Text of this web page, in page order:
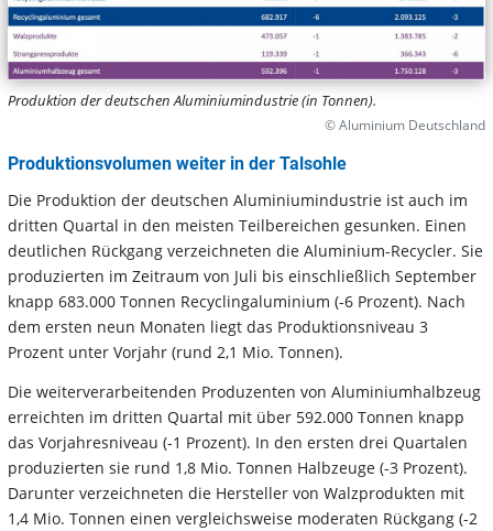
Produktion der deutschen Aluminiumindustrie (in Tonnen).
© Aluminium Deutschland
Produktionsvolumen weiter in der Talsohle
Die Produktion der deutschen Aluminiumindustrie ist auch im
dritten Quartal in den meisten Teilbereichen gesunken. Einen
deutlichen Rückgang verzeichneten die Aluminium-Recycler. Sie
produzierten im Zeitraum von Juli bis einschließlich September
knapp 683.000 Tonnen Recyclingaluminium (-6 Prozent). Nach
dem ersten neun Monaten liegt das Produktionsniveau 3
Prozent unter Vorjahr (rund 2,1 Mio. Tonnen).
Die weiterverarbeitenden Produzenten von Aluminiumhalbzeug
erreichten im dritten Quartal mit über 592.000 Tonnen knapp
das Vorjahresniveau (-1 Prozent). In den ersten drei Quartalen
produzierten sie rund 1,8 Mio. Tonnen Halbzeuge (-3 Prozent).
Darunter verzeichneten die Hersteller von Walzprodukten mit
1,4 Mio. Tonnen einen vergleichsweise moderaten Rückgang (-2